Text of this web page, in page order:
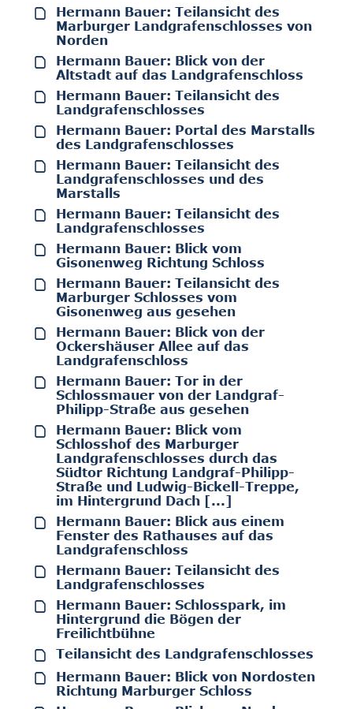
Hermann Bauer: Teilansicht des
Marburger Landgrafenschlosses von
Norden
Hermann Bauer: Blick von der
Altstadt auf das Landgrafenschloss
Hermann Bauer: Teilansicht des
Landgrafenschlosses
Hermann Bauer: Portal des Marstalls
des Landgrafenschlosses
Hermann Bauer: Teilansicht des
Landgrafenschlosses und des
Marstalls
Hermann Bauer: Teilansicht des
Landgrafenschlosses
Hermann Bauer: Blick vom
Gisonenweg Richtung Schloss
Hermann Bauer: Teilansicht des
Marburger Schlosses vom
Gisonenweg aus gesehen
Hermann Bauer: Blick von der
Ockershäuser Allee auf das
Landgrafenschloss
Hermann Bauer: Tor in der
Schlossmauer von der Landgraf-
Philipp-Straße aus gesehen
Hermann Bauer: Blick vom
Schlosshof des Marburger
Landgrafenschlosses durch das
Südtor Richtung Landgraf-Philipp-
Straße und Ludwig-Bickell-Treppe,
im Hintergrund Dach [...]
Hermann Bauer: Blick aus einem
Fenster des Rathauses auf das
Landgrafenschloss
Hermann Bauer: Teilansicht des
Landgrafenschlosses
Hermann Bauer: Schlosspark, im
Hintergrund die Bögen der
Freilichtbühne
Teilansicht des Landgrafenschlosses
Hermann Bauer: Blick von Nordosten
Richtung Marburger Schloss